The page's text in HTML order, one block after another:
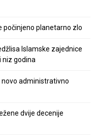
počinjeno planetarno zlo
Islamske zajednice
niz godina
novo administrativno
dvije decenije